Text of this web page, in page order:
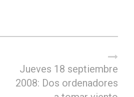
Jueves 18 septiembre
2008: Dos ordenadores